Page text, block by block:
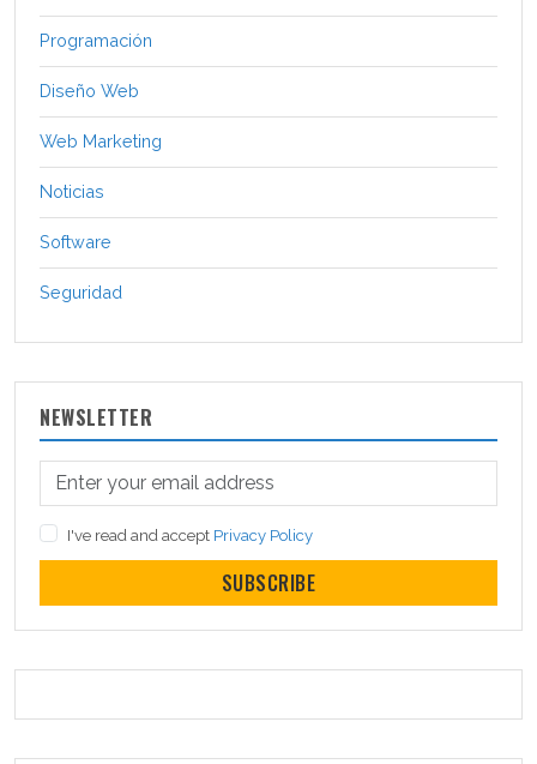
Programación
Diseño Web
Web Marketing
Noticias
Software
Seguridad
NEWSLETTER
I've read and accept Privacy Policy
SUBSCRIBE